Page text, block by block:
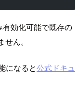
効化可能で既存の
ん。
になると公式ドキュ